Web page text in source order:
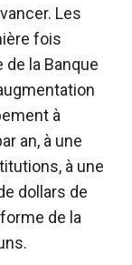
Les
fois
la Banque
à
an, à une
à une
dollars de
de la